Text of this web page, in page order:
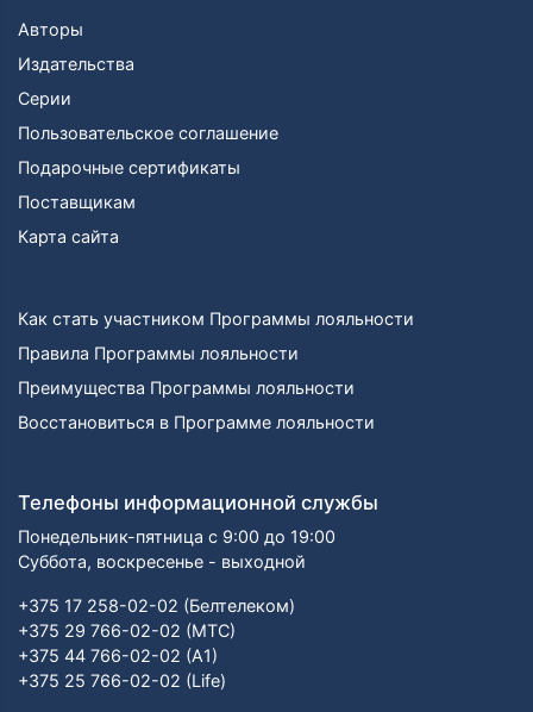
Авторы
Издательства
Серии
Пользовательское соглашение
Подарочные сертификаты
Поставщикам
Карта сайта
Как стать участником Программы лояльности
Правила Программы лояльности
Преимущества Программы лояльности
Восстановиться в Программе лояльности
Телефоны информационной службы
Понедельник-пятница с 9:00 до 19:00
Суббота, воскресенье - выходной
+375 17 258-02-02 (Белтелеком)
+375 29 766-02-02 (МТС)
+375 44 766-02-02 (А1)
+375 25 766-02-02 (Life)